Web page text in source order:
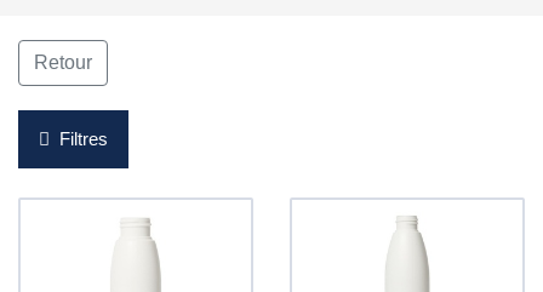
Retour
Filtres